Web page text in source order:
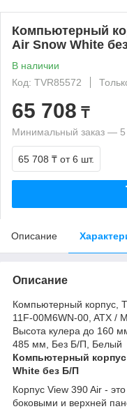
Компьютерный
Air Snow White
В наличии
Код: TVR85572
65 708 ₸
Минимальный заказ — 5
65 708 ₸ от 6 шт.
Описание
Описание
Компьютерный корпус,
11F-00M6WN-00, ATX /
Высота кулера до 160
485 мм, Без Б/П, Белый
Компьютерный корпус
White без Б/П
Корпус View 390 Air -
боковыми и верхней